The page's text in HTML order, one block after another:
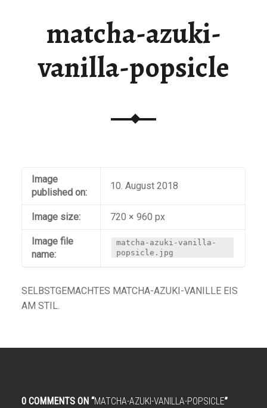
matcha-azuki-
vanilla-popsicle
Image
published on:
10. August 2018
Image size: 720 × 960 px
Image file
name:
matcha-azuki-vanilla-
popsicle.jpg
SELBSTGEMACHTES MATCHA-AZUKI-VANILLE EIS
AM STIL.
0 COMMENTS ON “MATCHA-AZUKI-VANILLA-POPSICLE”